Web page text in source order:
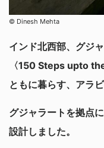
© Dinesh Mehta
インド北西部、グジ
〈150 Steps upto
ともに暮らす、アラ
グジャラートを拠点
設計しました。